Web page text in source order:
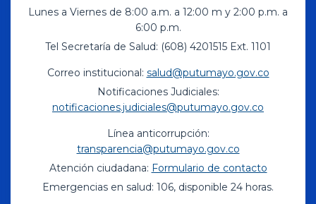
Lunes a Viernes de 8:00 a.m. a 12:00 m y 2:00 p.m. a
6:00 p.m.
Tel Secretaría de Salud: (608) 4201515 Ext. 1101
Correo institucional: salud@putumayo.gov.co
Notificaciones Judiciales:
notificaciones.judiciales@putumayo.gov.co
Línea anticorrupción:
transparencia@putumayo.gov.co
Atención ciudadana: Formulario de contacto
Emergencias en salud: 106, disponible 24 horas.